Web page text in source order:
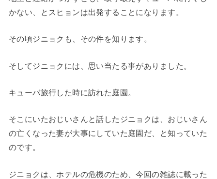
かない、とスヒョンは出発することになります。
その頃ジニョクも、その件を知ります。
そしてジニョクには、思い当たる事がありました。
キューバ旅行した時に訪れた庭園。
そこにいたおじいさんと話したジニョクは、おじいさん
の亡くなった妻が大事にしていた庭園だ、と知っていた
のです。
ジニョクは、ホテルの危機のため、今回の雑誌に載った